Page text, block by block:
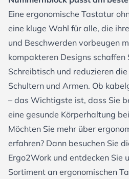
Eine ergonomische Tastatur
eine kluge Wahl für alle, die
und Beschwerden vorbeugen
kompakteren Designs schaffen
Schreibtisch und reduzieren
Schultern und Armen. Ob
– das Wichtigste ist, dass Sie
eine gesunde Körperhaltung
Möchten Sie mehr über
erfahren? Dann besuchen Sie
Ergo2Work und entdecken Sie
Sortiment an ergonomischen